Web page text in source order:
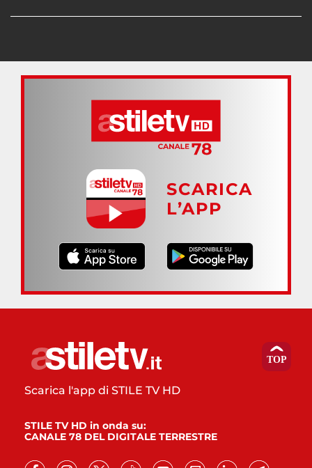
SCARICA
L’APP
Scarica l'app di STILE TV HD
STILE TV HD in onda su:
CANALE 78 DEL DIGITALE TERRESTRE